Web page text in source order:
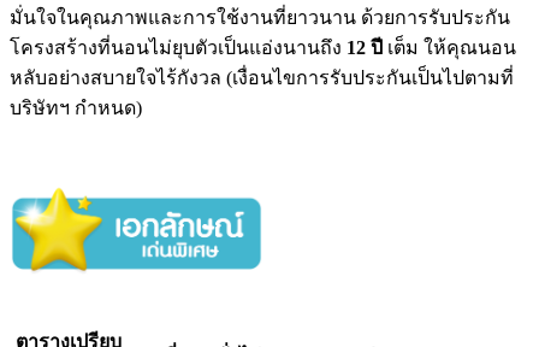
มั่นใจในคุณภาพและการใช้งานที่ยาวนาน ด้วยการรับประกัน
โครงสร้างที่นอนไม่ยุบตัวเป็นแอ่งนานถึง 12 ปี เต็ม ให้คุณนอน
หลับอย่างสบายใจไร้กังวล (เงื่อนไขการรับประกันเป็นไปตามที่
บริษัทฯ กำหนด)
ตารางเปรียบ